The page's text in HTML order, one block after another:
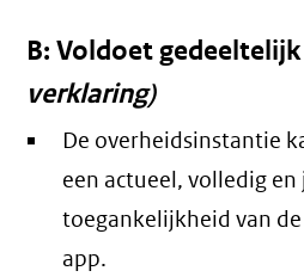
B: Voldoet gedeeltelijk
verklaring)
De overheidsinstantie
een actueel, volledig
toegankelijkheid van
app.